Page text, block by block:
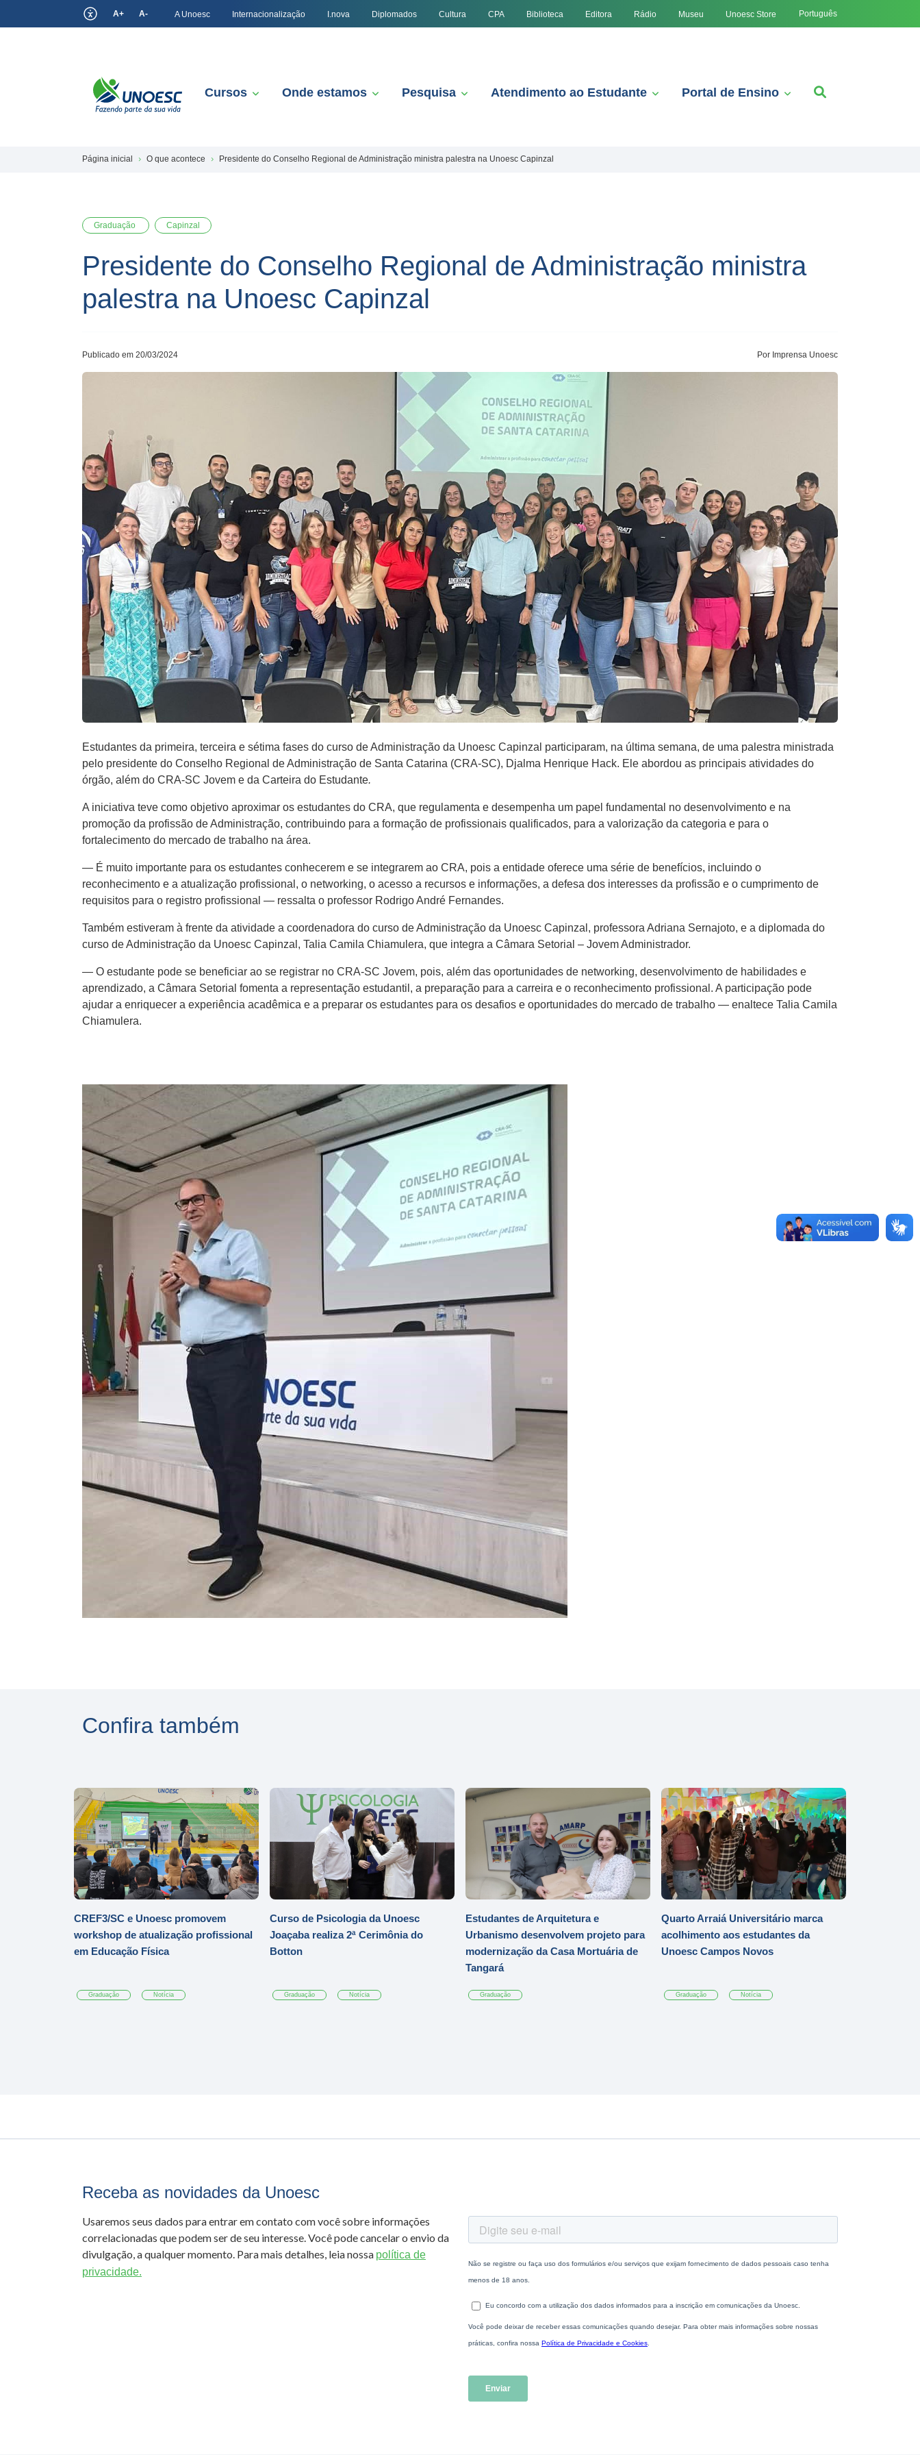
A+ A- A Unoesc Internacionalização I.nova Diplomados Cultura CPA Biblioteca Editora Rádio Museu Unoesc Store Português
Cursos Onde estamos Pesquisa Atendimento ao Estudante Portal de Ensino
Página inicial O que acontece Presidente do Conselho Regional de Administração ministra palestra na Unoesc Capinzal
Graduação Capinzal
Presidente do Conselho Regional de Administração ministra
palestra na Unoesc Capinzal
Publicado em 20/03/2024 Por Imprensa Unoesc
Estudantes da primeira, terceira e sétima fases do curso de Administração da Unoesc Capinzal participaram, na última semana, de uma palestra ministrada
pelo presidente do Conselho Regional de Administração de Santa Catarina (CRA-SC), Djalma Henrique Hack. Ele abordou as principais atividades do
órgão, além do CRA-SC Jovem e da Carteira do Estudante.
A iniciativa teve como objetivo aproximar os estudantes do CRA, que regulamenta e desempenha um papel fundamental no desenvolvimento e na
promoção da profissão de Administração, contribuindo para a formação de profissionais qualificados, para a valorização da categoria e para o
fortalecimento do mercado de trabalho na área.
— É muito importante para os estudantes conhecerem e se integrarem ao CRA, pois a entidade oferece uma série de benefícios, incluindo o
reconhecimento e a atualização profissional, o networking, o acesso a recursos e informações, a defesa dos interesses da profissão e o cumprimento de
requisitos para o registro profissional — ressalta o professor Rodrigo André Fernandes.
Também estiveram à frente da atividade a coordenadora do curso de Administração da Unoesc Capinzal, professora Adriana Sernajoto, e a diplomada do
curso de Administração da Unoesc Capinzal, Talia Camila Chiamulera, que integra a Câmara Setorial – Jovem Administrador.
— O estudante pode se beneficiar ao se registrar no CRA-SC Jovem, pois, além das oportunidades de networking, desenvolvimento de habilidades e
aprendizado, a Câmara Setorial fomenta a representação estudantil, a preparação para a carreira e o reconhecimento profissional. A participação pode
ajudar a enriquecer a experiência acadêmica e a preparar os estudantes para os desafios e oportunidades do mercado de trabalho — enaltece Talia Camila
Chiamulera.
Confira também
CREF3/SC e Unoesc promovem
workshop de atualização profissional
em Educação Física
Graduação Notícia
Curso de Psicologia da Unoesc
Joaçaba realiza 2ª Cerimônia do
Botton
Graduação Notícia
Estudantes de Arquitetura e
Urbanismo desenvolvem projeto para
modernização da Casa Mortuária de
Tangará
Graduação
Quarto Arraiá Universitário marca
acolhimento aos estudantes da
Unoesc Campos Novos
Graduação Notícia
Receba as novidades da Unoesc
Usaremos seus dados para entrar em contato com você sobre informações
correlacionadas que podem ser de seu interesse. Você pode cancelar o envio da
divulgação, a qualquer momento. Para mais detalhes, leia nossa política de
privacidade.